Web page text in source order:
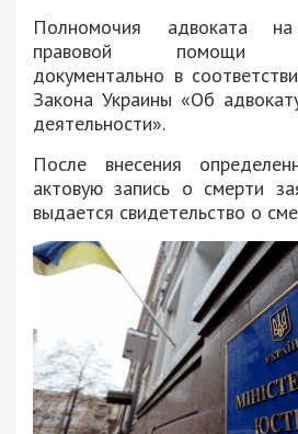
Полномочия адвоката на
правовой помощи
документально в
Закона Украины «Об
деятельности».
После внесения
актовую запись о смерти
выдается свидетельство о